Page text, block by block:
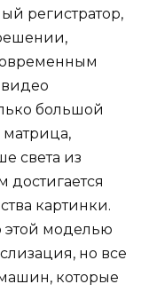
регистратор,
видео
большой
матрица,
света из
картинки.
этой моделью
но все
которые